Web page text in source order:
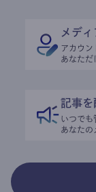
メデ
アカウン
あなただ
記事を
いつでも
あなたの